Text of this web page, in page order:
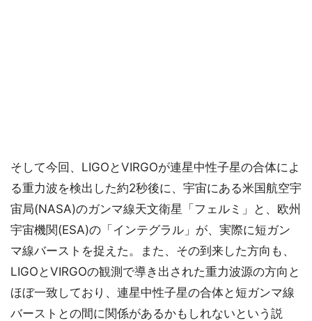
そして今回、LIGOとVIRGOが連星中性子星の合体によ
る重力波を検出した約2秒後に、宇宙にある米国航空宇
宙局(NASA)のガンマ線天文衛星「フェルミ」と、欧州
宇宙機関(ESA)の「インテグラル」が、実際に短ガン
マ線バーストを捉えた。また、その到来した方向も、
LIGOとVIRGOの観測で導き出された重力波源の方向と
ほぼ一致しており、連星中性子星の合体と短ガンマ線
バーストとの間に関係があるかもしれないという説